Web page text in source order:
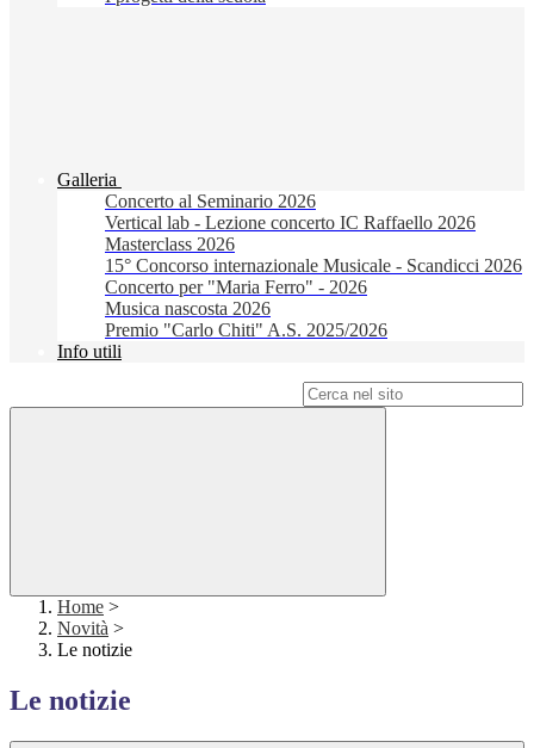
Galleria
Concerto al Seminario 2026
Vertical lab - Lezione concerto IC Raffaello 2026
Masterclass 2026
15° Concorso internazionale Musicale - Scandicci 2026
Concerto per "Maria Ferro" - 2026
Musica nascosta 2026
Premio "Carlo Chiti" A.S. 2025/2026
Info utili
Home >
Novità >
Le notizie
Le notizie